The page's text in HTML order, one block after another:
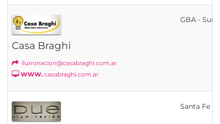
Casa Braghi
iluminacion@casabraghi.com.ar
WWW. casabraghi.com.ar
GBA -
Santa Fe